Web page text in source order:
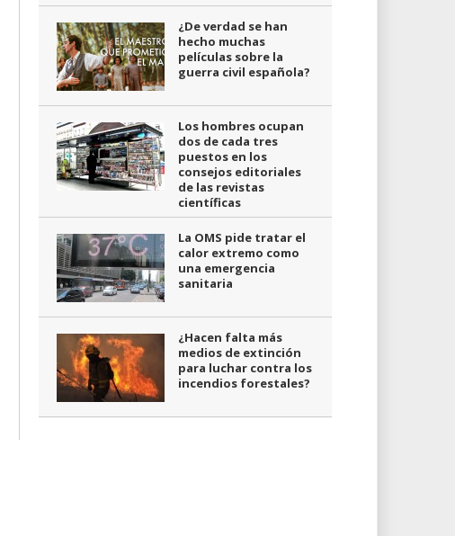
¿De verdad se han
hecho muchas
películas sobre la
guerra civil española?
Los hombres ocupan
dos de cada tres
puestos en los
consejos editoriales
de las revistas
científicas
La OMS pide tratar el
calor extremo como
una emergencia
sanitaria
¿Hacen falta más
medios de extinción
para luchar contra los
incendios forestales?